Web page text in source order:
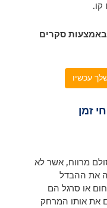
קו.
באמצעות סקרים
עכשיו
זמן
מרווח, אשר לא
את ההבדל
או סרגל הם
את אותו המרחק